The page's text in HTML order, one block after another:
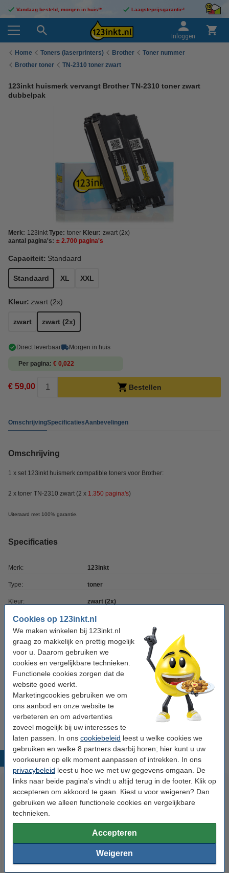
Cookies op 123inkt.nl
We maken winkelen bij 123inkt.nl
graag zo makkelijk en prettig mogelijk
voor u. Daarom gebruiken we
cookies en vergelijkbare technieken.
Functionele cookies zorgen dat de
website goed werkt.
Marketingcookies gebruiken we om
ons aanbod en onze website te
verbeteren en om advertenties
zoveel mogelijk bij uw interesses te
laten passen. In ons cookiebeleid leest u welke cookies we
gebruiken en welke 8 partners daarbij horen; hier kunt u uw
voorkeuren op elk moment aanpassen of intrekken. In ons
privacybeleid leest u hoe we met uw gegevens omgaan. De
links naar beide pagina's vindt u altijd terug in de footer. Klik op
accepteren om akkoord te gaan. Kiest u voor weigeren? Dan
gebruiken we alleen functionele cookies en vergelijkbare
technieken.
Accepteren
Weigeren
Vandaag besteld, morgen in huis!* Laagsteprijsgarantie!
Inloggen
Home Toners (laserprinters) Brother
Toner nummer
Brother toner
TN-2310 toner zwart
123inkt huismerk vervangt Brother TN-2310 toner zwart
dubbelpak
Merk: 123inkt Type: toner Kleur: zwart (2x)
aantal pagina's: ± 2.700 pagina's
Capaciteit: Standaard
Standaard XL XXL
Kleur: zwart (2x)
zwart zwart (2x)
Direct leverbaar Morgen in huis
Per pagina € 0,022
€ 59,00 Bestellen
OmschrijvingSpecificatiesAanbevelingen
Omschrijving
1 x set 123inkt huismerk compatible toners voor Brother:
2 x toner TN-2310 zwart (2 x 1.350 pagina's)
Uiteraard met 100% garantie.
Specificaties
Merk: 123inkt
Type: toner
Kleur: zwart (2x)
aantal pagina's: ± 2.700 pagina's
Ons artikelnr: 160704
Nummer: TN-2310
Tip: papier meebestellen
123inkt kopieerpapier 1 doos van 2.500 vel A4 -
80 grams FSC® Mix Credit
€ 33,50
Populaire producten
Brother DR-2300 drum
123accu Xtreme Power MN1500
Penlite AA batterij 24 stuks